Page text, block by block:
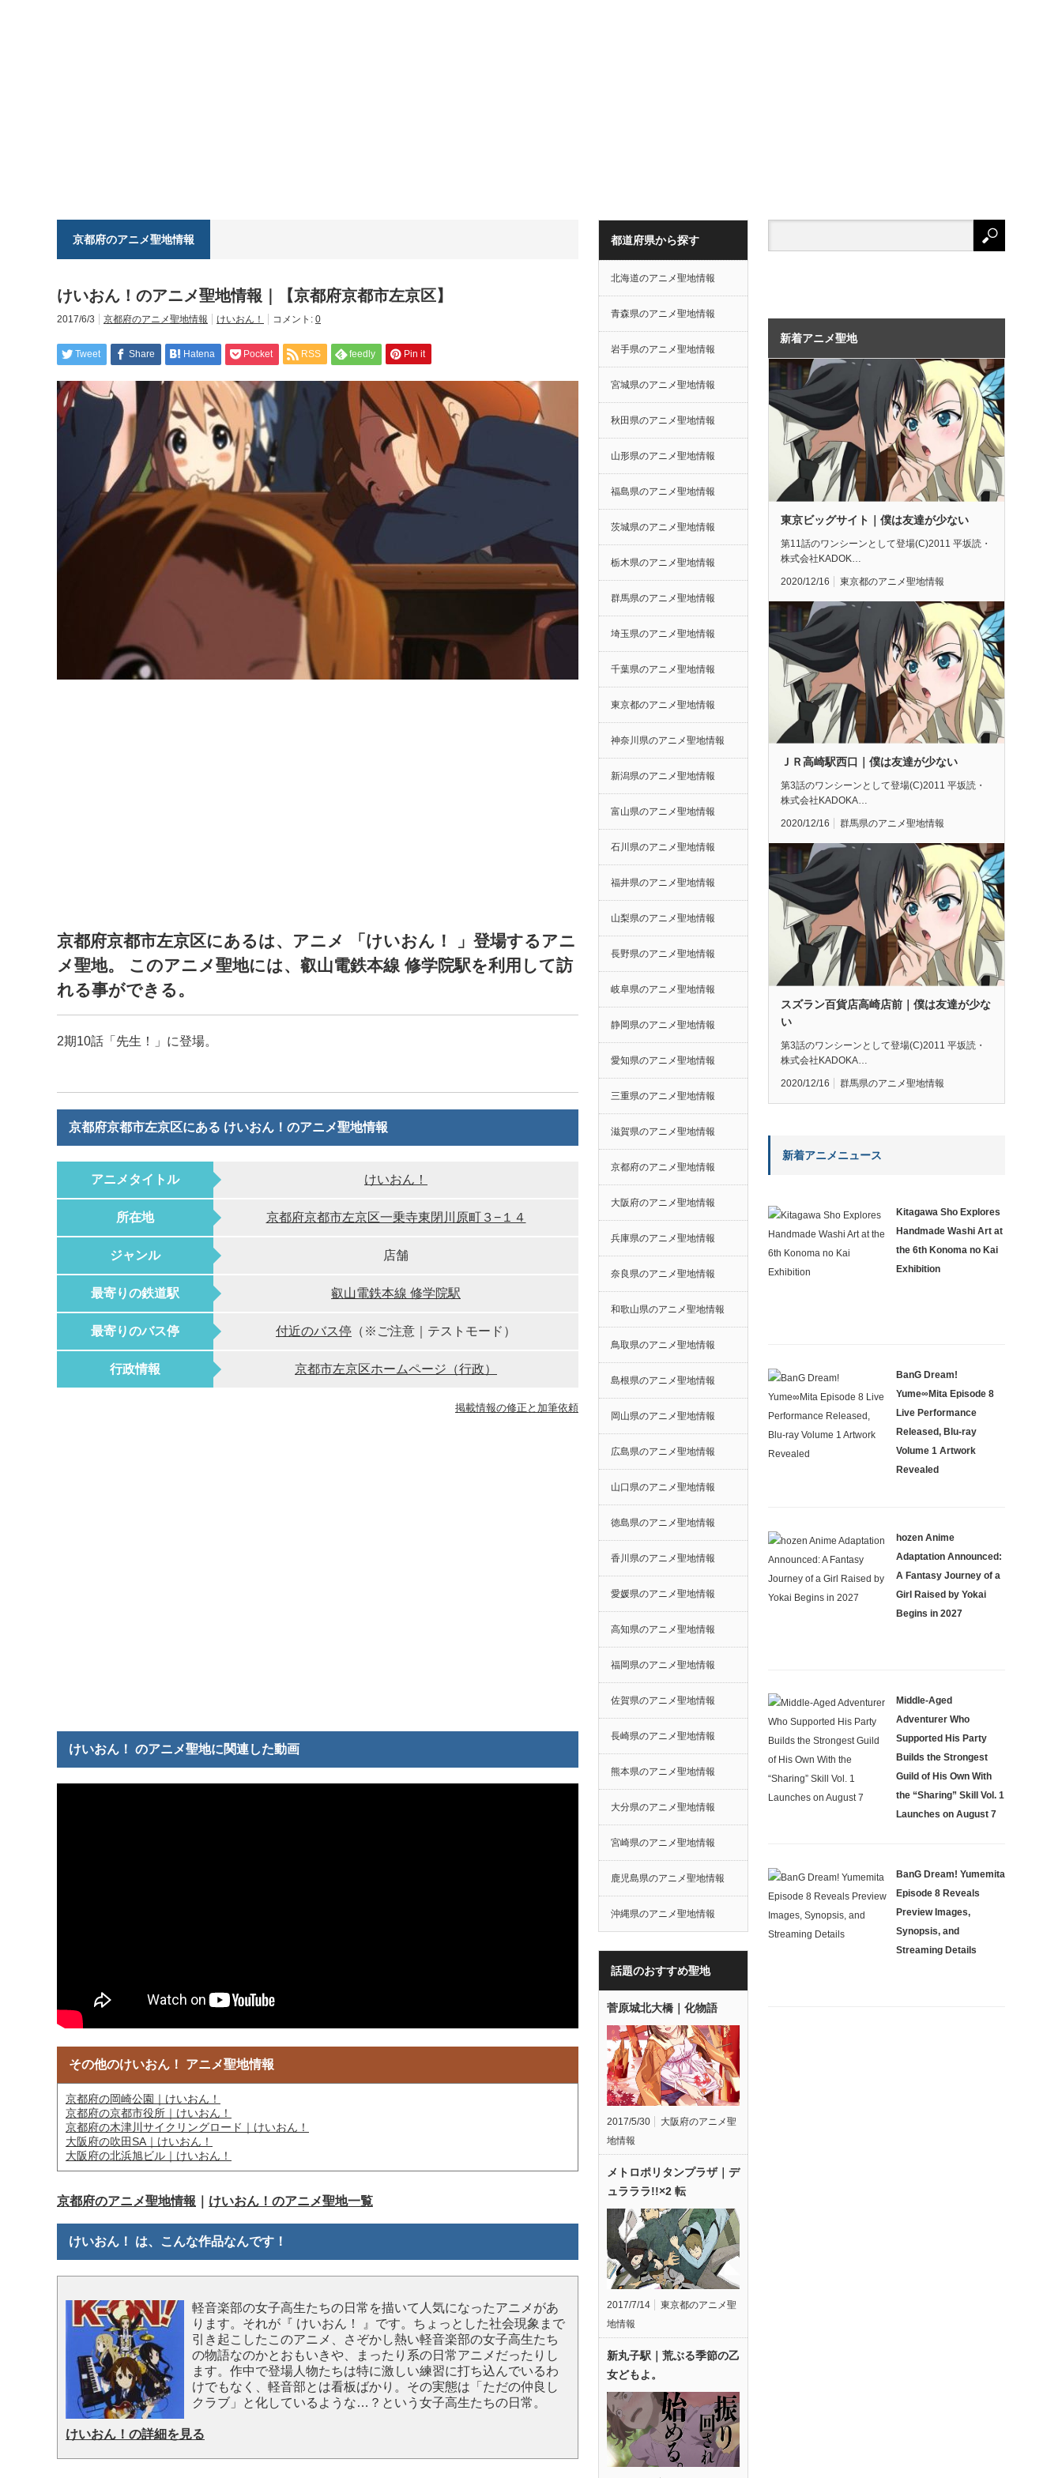
京都府のアニメ聖地情報
けいおん！のアニメ聖地情報｜【京都府京都市左京区】
2017/6/3 京都府のアニメ聖地情報 けいおん！ コメント: 0
Tweet Share Hatena Pocket RSS feedly Pin it
京都府京都市左京区にあるは、アニメ 「けいおん！ 」登場するアニ
メ聖地。 このアニメ聖地には、叡山電鉄本線 修学院駅を利用して訪
れる事ができる。
2期10話「先生！」に登場。
京都府京都市左京区にある けいおん！のアニメ聖地情報
アニメタイトル けいおん！
所在地 京都府京都市左京区一乗寺東閉川原町３−１４
ジャンル 店舗
最寄りの鉄道駅 叡山電鉄本線 修学院駅
最寄りのバス停 付近のバス停 （※ご注意｜テストモード）
行政情報 京都市左京区ホームページ（行政）
掲載情報の修正と加筆依頼
けいおん！ のアニメ聖地に関連した動画
その他のけいおん！ アニメ聖地情報
京都府の岡崎公園｜けいおん！
京都府の京都市役所｜けいおん！
京都府の木津川サイクリングロード｜けいおん！
大阪府の吹田SA｜けいおん！
大阪府の北浜旭ビル｜けいおん！
京都府のアニメ聖地情報 けいおん！のアニメ聖地一覧
けいおん！ は、こんな作品なんです！
軽音楽部の女子高生たちの日常を描いて人気になったアニメがあ
ります。それが『 けいおん！ 』です。ちょっとした社会現象まで
引き起こしたこのアニメ、さぞかし熱い軽音楽部の女子高生たち
の物語なのかとおもいきや、まったり系の日常アニメだったりし
ます。作中で登場人物たちは特に激しい練習に打ち込んでいるわ
けでもなく、軽音部とは看板ばかり。その実態は「ただの仲良し
クラブ」と化しているような…？という女子高生たちの日常。
けいおん！の詳細を見る
都道府県から探す
北海道のアニメ聖地情報
青森県のアニメ聖地情報
岩手県のアニメ聖地情報
宮城県のアニメ聖地情報
秋田県のアニメ聖地情報
山形県のアニメ聖地情報
福島県のアニメ聖地情報
茨城県のアニメ聖地情報
栃木県のアニメ聖地情報
群馬県のアニメ聖地情報
埼玉県のアニメ聖地情報
千葉県のアニメ聖地情報
東京都のアニメ聖地情報
神奈川県のアニメ聖地情報
新潟県のアニメ聖地情報
富山県のアニメ聖地情報
石川県のアニメ聖地情報
福井県のアニメ聖地情報
山梨県のアニメ聖地情報
長野県のアニメ聖地情報
岐阜県のアニメ聖地情報
静岡県のアニメ聖地情報
愛知県のアニメ聖地情報
三重県のアニメ聖地情報
滋賀県のアニメ聖地情報
京都府のアニメ聖地情報
大阪府のアニメ聖地情報
兵庫県のアニメ聖地情報
奈良県のアニメ聖地情報
和歌山県のアニメ聖地情報
鳥取県のアニメ聖地情報
島根県のアニメ聖地情報
岡山県のアニメ聖地情報
広島県のアニメ聖地情報
山口県のアニメ聖地情報
徳島県のアニメ聖地情報
香川県のアニメ聖地情報
愛媛県のアニメ聖地情報
高知県のアニメ聖地情報
福岡県のアニメ聖地情報
佐賀県のアニメ聖地情報
長崎県のアニメ聖地情報
熊本県のアニメ聖地情報
大分県のアニメ聖地情報
宮崎県のアニメ聖地情報
鹿児島県のアニメ聖地情報
沖縄県のアニメ聖地情報
話題のおすすめ聖地
菅原城北大橋｜化物語
2017/5/30
大阪府のアニメ聖
地情報
メトロポリタンプラザ｜デ
ュラララ!!×2 転
2017/7/14
東京都のアニメ聖
地情報
新丸子駅｜荒ぶる季節の乙
女どもよ。
新着アニメ聖地
東京ビッグサイト｜僕は友達が少ない
第11話のワンシーンとして登場(C)2011 平坂読・
株式会社KADOK…
2020/12/16 東京都のアニメ聖地情報
ＪＲ高崎駅西口｜僕は友達が少ない
第3話のワンシーンとして登場(C)2011 平坂読・
株式会社KADOKA…
2020/12/16 群馬県のアニメ聖地情報
スズラン百貨店高崎店前｜僕は友達が少な
い
第3話のワンシーンとして登場(C)2011 平坂読・
株式会社KADOKA…
2020/12/16 群馬県のアニメ聖地情報
新着アニメニュース
Kitagawa Sho Explores
Handmade Washi Art at
the 6th Konoma no Kai
Exhibition
BanG Dream!
Yume∞Mita Episode 8
Live Performance
Released, Blu-ray
Volume 1 Artwork
Revealed
hozen Anime
Adaptation Announced:
A Fantasy Journey of a
Girl Raised by Yokai
Begins in 2027
Middle-Aged
Adventurer Who
Supported His Party
Builds the Strongest
Guild of His Own With
the “Sharing” Skill Vol. 1
Launches on August 7
BanG Dream! Yumemita
Episode 8 Reveals
Preview Images,
Synopsis, and
Streaming Details